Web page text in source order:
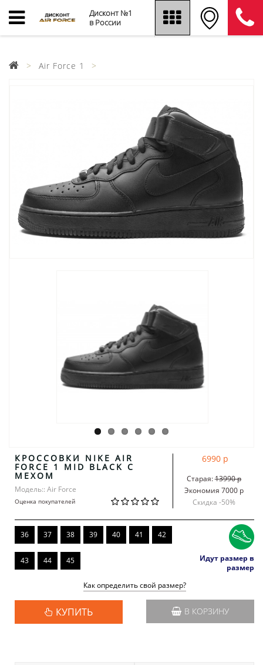
Дисконт №1
в России
Air Force 1
КРОССОВКИ NIKE AIR
FORCE 1 MID BLACK С
МЕХОМ
Модель:: Air Force
Оценка покупателей
6990 р
Старая:13990 р
Экономия 7000 р
Скидка -50%
36 37 38 39 40 41 42
43 44 45
Идут размер в
размер
Как определить свой размер?
КУПИТЬ В КОРЗИНУ